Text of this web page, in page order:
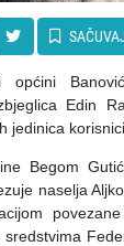
općini
Edin
jedinica
Begom
naselja